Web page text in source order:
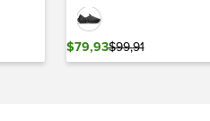
$79,93$99,91